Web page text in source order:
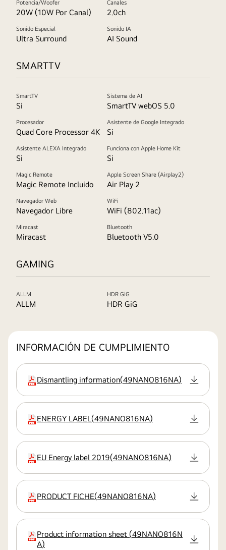
Potencia/Woofer
20W (10W Por Canal)
Canales
2.0ch
Sonido Especial
Ultra Surround
Sonido IA
AI Sound
SMARTTV
SmartTV
Si
Sistema de AI
SmartTV webOS 5.0
Procesador
Quad Core Processor 4K
Asistente de Google Integrado
Si
Asistente ALEXA Integrado
Si
Funciona con Apple Home Kit
Si
Magic Remote
Magic Remote Incluido
Apple Screen Share (Airplay2)
Air Play 2
Navegador Web
Navegador Libre
WiFi
WiFi (802.11ac)
Miracast
Miracast
Bluetooth
Bluetooth V5.0
GAMING
ALLM
ALLM
HDR GiG
HDR GiG
INFORMACIÓN DE CUMPLIMIENTO
extensión:pdf
Dismantling information(49NANO816NA)
extensión:pdf
ENERGY LABEL(49NANO816NA)
extensión:pdf
EU Energy label 2019(49NANO816NA)
extensión:pdf
PRODUCT FICHE(49NANO816NA)
extensión:pdf
Product information sheet (49NANO816N
A)